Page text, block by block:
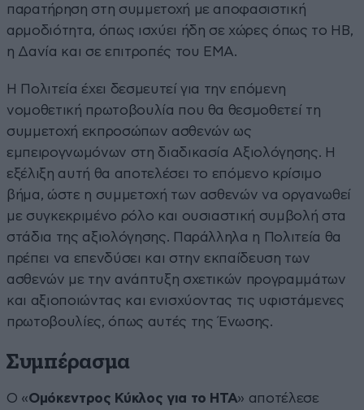
παρατήρηση στη συμμετοχή με αποφασιστική
αρμοδιότητα, όπως ισχύει ήδη σε χώρες όπως το ΗΒ,
η Δανία και σε επιτροπές του ΕΜΑ.
Η Πολιτεία έχει δεσμευτεί για την επόμενη
νομοθετική πρωτοβουλία που θα θεσμοθετεί τη
συμμετοχή εκπροσώπων ασθενών ως
εμπειρογνωμόνων στη διαδικασία Αξιολόγησης. Η
εξέλιξη αυτή θα αποτελέσει το επόμενο κρίσιμο
βήμα, ώστε η συμμετοχή των ασθενών να οργανωθεί
με συγκεκριμένο ρόλο και ουσιαστική συμβολή στα
στάδια της αξιολόγησης. Παράλληλα η Πολιτεία θα
πρέπει να επενδύσει και στην εκπαίδευση των
ασθενών με την ανάπτυξη σχετικών προγραμμάτων
και αξιοποιώντας και ενισχύοντας τις υφιστάμενες
πρωτοβουλίες, όπως αυτές της Ένωσης.
Συμπέρασμα
Ο «Ομόκεντρος Κύκλος για το HTA» αποτέλεσε